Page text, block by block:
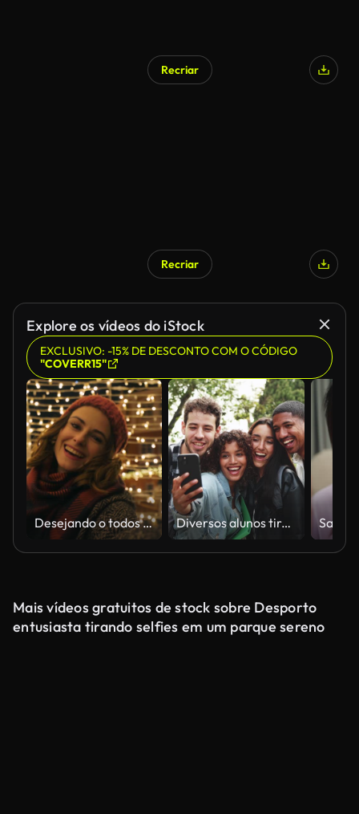
Recriar
Gerado por IA
Recriar
Explore os vídeos do iStock
EXCLUSIVO: -15% DE DESCONTO COM O CÓDIGO
"COVERR15"
Desejando o todos o melhor! Diversos alunos tirando uma selfie alegremente em um parque
Mais vídeos gratuitos de stock sobre Desporto
entusiasta tirando selfies em um parque sereno